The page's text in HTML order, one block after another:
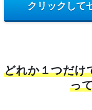
クリックして
どれか１つだけ
っ